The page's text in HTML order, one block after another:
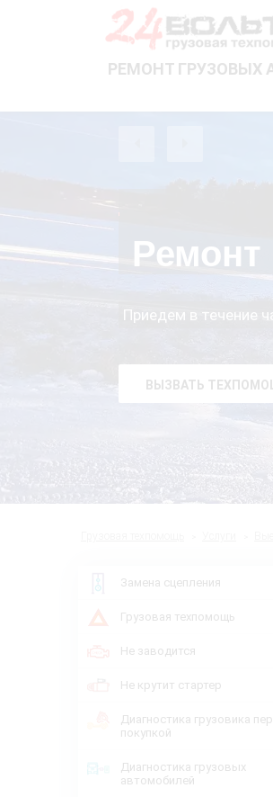
РЕМОНТ ГРУЗОВЫХ
Приедем в течение
ВЫЗВАТЬ
Замена сцепления
Грузовая техпомощь
Не заводится
Не крутит стартер
Диагностика грузовика
покупкой
Диагностика грузовых
автомобилей